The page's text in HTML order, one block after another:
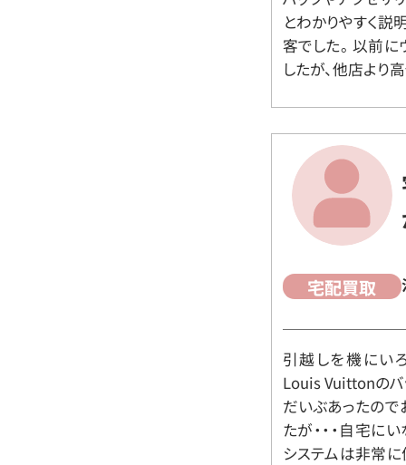
とわかりやすく説
客でした。 以前
したが、他店より
宅配買取
引越しを機にい
Louis Vuittonのバ
だいぶあったので
たが・・・自宅に
システムは非常に